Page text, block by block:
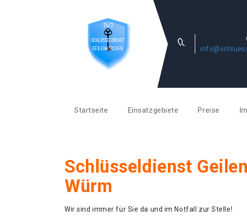
Startseite Einsatzgebiete Preise
Schlüsseldienst
Würm
Wir sind immer für Sie da und im Notfall zur Stelle!